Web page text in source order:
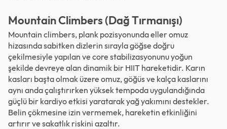
Mountain Climbers (Dağ Tırmanışı)
Mountain climbers, plank pozisyonunda eller omuz
hizasında sabitken dizlerin sırayla göğse doğru
çekilmesiyle yapılan ve core stabilizasyonunu yoğun
şekilde devreye alan dinamik bir HIIT hareketidir. Karın
kasları başta olmak üzere omuz, göğüs ve kalça kaslarını
aynı anda çalıştırırken yüksek tempoda uygulandığında
güçlü bir kardiyo etkisi yaratarak yağ yakımını destekler.
Belin çökmesine izin vermemek, hareketin etkinliğini
artırır ve sakatlık riskini azaltır.